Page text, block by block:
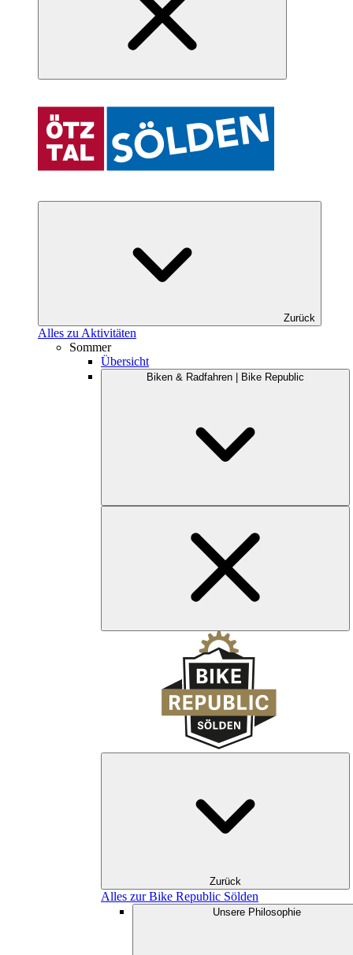
Zurück
Alles zu Aktivitäten
Sommer
Übersicht
Biken & Radfahren | Bike Republic
Zurück
Alles zur Bike Republic Sölden
Unsere Philosophie